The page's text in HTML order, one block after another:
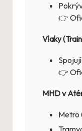
👉
Vlaky
👉
MHD v
Metro